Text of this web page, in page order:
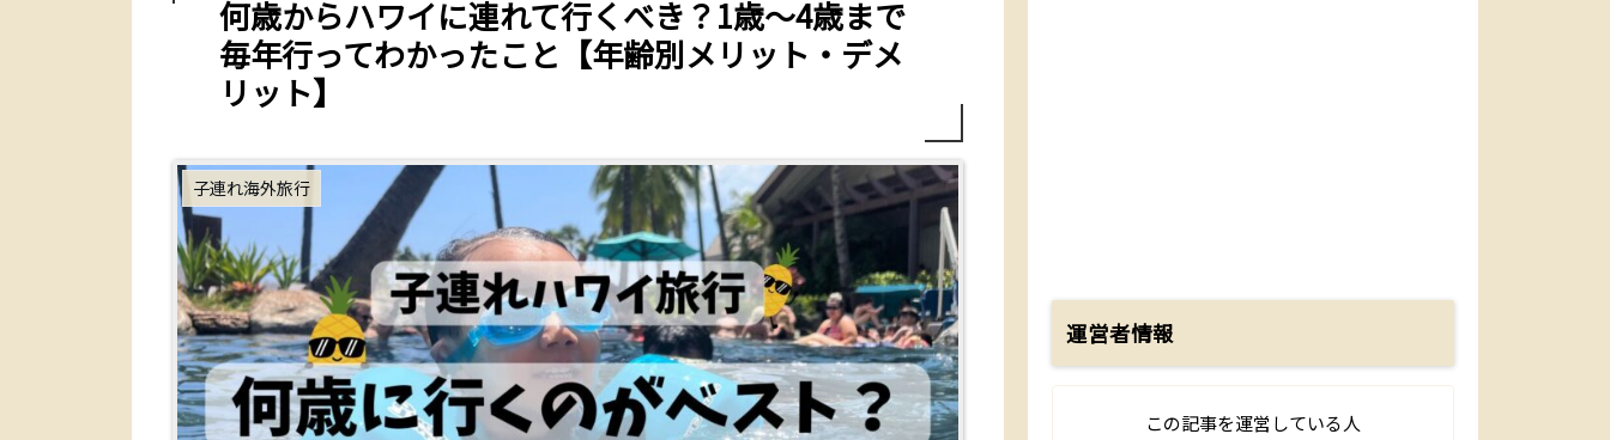
何歳からハワイに連れて行くべき？1歳〜4歳まで
毎年行ってわかったこと【年齢別メリット・デメ
リット】
子連れ海外旅行
運営者情報
この記事を運営している人